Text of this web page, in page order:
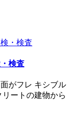
検査
がフレ キシブル
ートの建物から